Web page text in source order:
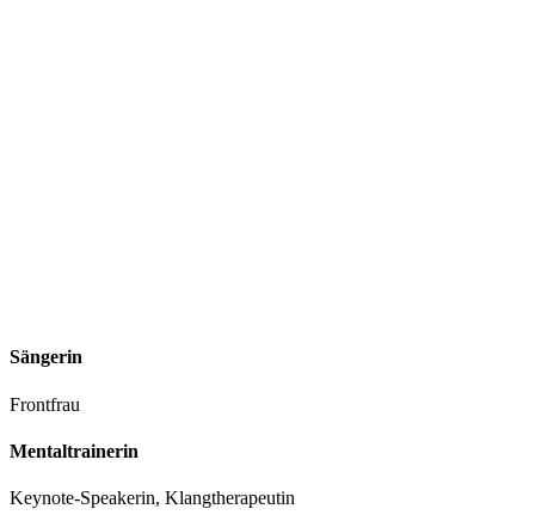
Sängerin
Frontfrau
Mentaltrainerin
Keynote-Speakerin, Klangtherapeutin